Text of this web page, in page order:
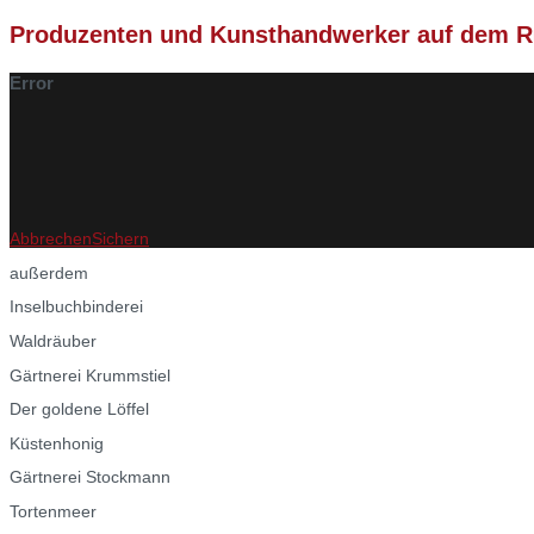
Produzenten und Kunsthandwerker auf dem
Error
AbbrechenSichern
außerdem
Inselbuchbinderei
Waldräuber
Gärtnerei Krummstiel
Der goldene Löffel
Küstenhonig
Gärtnerei Stockmann
Tortenmeer